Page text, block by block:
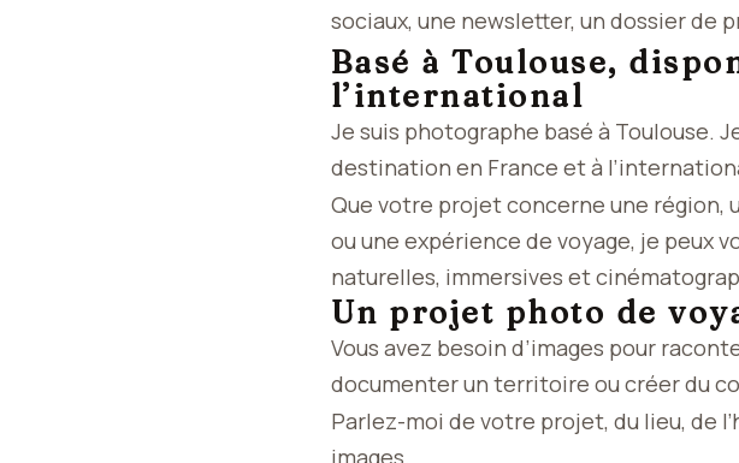
sociaux, une newsletter, un dossier de
Basé à Toulouse,
l’international
Je suis photographe basé à Toulouse.
destination en France et à
Que votre projet concerne une région,
ou une expérience de voyage, je peux
naturelles, immersives et
Un projet photo de
Vous avez besoin d’images pour
documenter un territoire ou créer du
Parlez-moi de votre projet, du lieu, de
images.